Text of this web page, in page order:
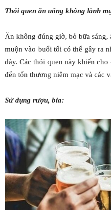
Thói quen ăn uống không lành
Ăn không đúng giờ, bỏ bữa sáng,
muộn vào buổi tối có thể gây ra
dày. Các thói quen này khiến
đến tổn thương niêm mạc và các
Sử dụng rượu, bia: